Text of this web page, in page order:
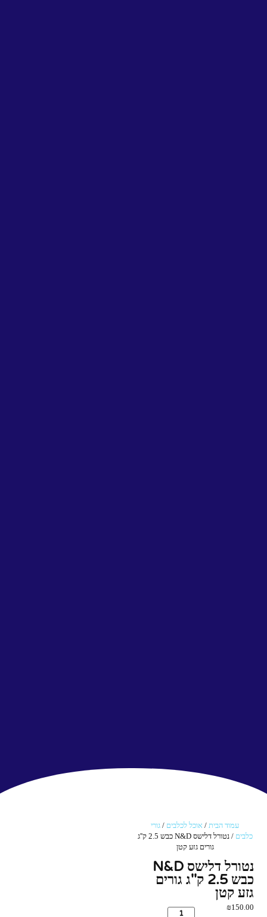
עמוד הבית/ אוכל לכלבים / גורי
כלבים
/ נטורל דלישס N&D כבש 2.5 ק''ג
גורים גזע קטן
נטורל דלישס N&D
כבש 2.5 ק''ג גורים
גזע קטן
₪150.00